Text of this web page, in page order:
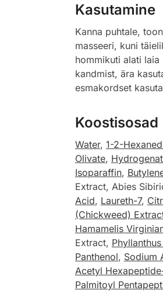
Kasutamine
Kanna puhtale,
masseeri, kuni
hommikuti alati
kandmist, ära
esmakordset
Koostisosad
Water, 1-2-
Olivate,
Isoparaffin,
Extract, Abies
Acid, Laureth-7,
(Chickweed)
Hamamelis
Extract,
Panthenol, Sodium
Acetyl
Palmitoyl